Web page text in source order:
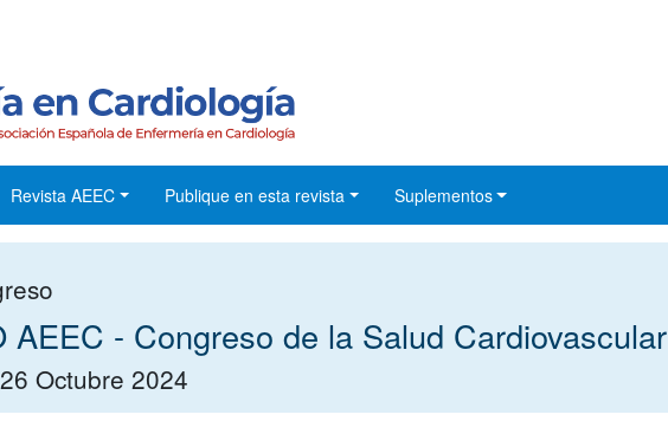
Revista AEEC Publique en esta revista Suplementos
AEEC - Congreso de la Salud Cardiovascular
Octubre 2024